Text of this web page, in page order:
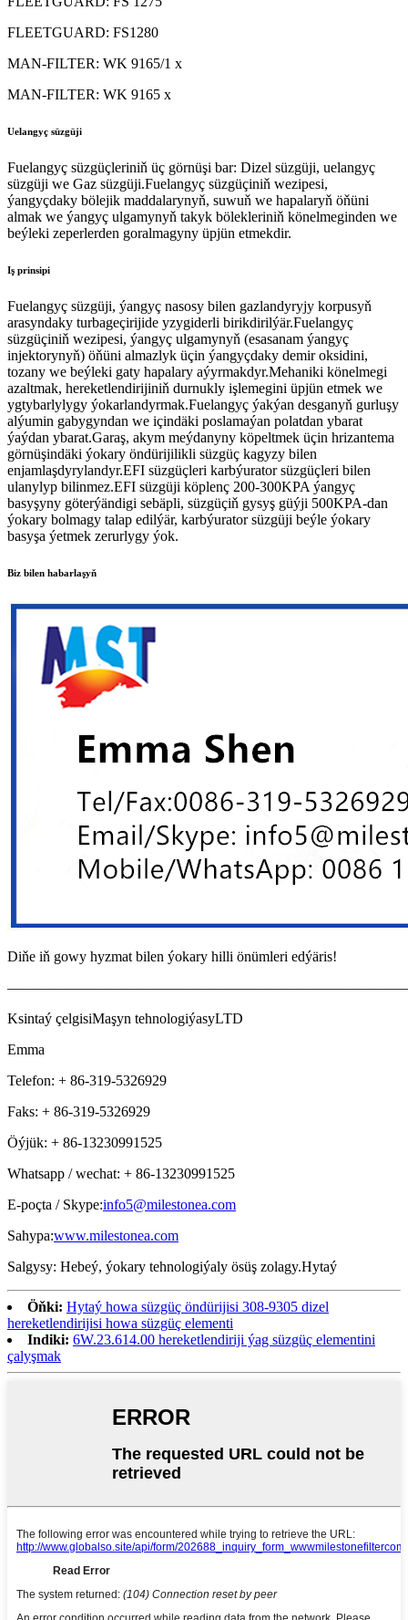
FLEETGUARD: FS1280
MAN-FILTER: WK 9165/1 x
MAN-FILTER: WK 9165 x
Uelangyç süzgüji
Fuelangyç süzgüçleriniň üç görnüşi bar: Dizel süzgüji, uelangyç
süzgüji we Gaz süzgüji.Fuelangyç süzgüçiniň wezipesi,
ýangyçdaky bölejik maddalarynyň, suwuň we hapalaryň öňüni
almak we ýangyç ulgamynyň takyk bölekleriniň könelmeginden we
beýleki zeperlerden goralmagyny üpjün etmekdir.
Iş prinsipi
Fuelangyç süzgüji, ýangyç nasosy bilen gazlandyryjy korpusyň
arasyndaky turbageçirijide yzygiderli birikdirilýär.Fuelangyç
süzgüçiniň wezipesi, ýangyç ulgamynyň (esasanam ýangyç
injektorynyň) öňüni almazlyk üçin ýangyçdaky demir oksidini,
tozany we beýleki gaty hapalary aýyrmakdyr.Mehaniki könelmegi
azaltmak, hereketlendirijiniň durnukly işlemegini üpjün etmek we
ygtybarlylygy ýokarlandyrmak.Fuelangyç ýakýan desganyň gurluşy
alýumin gabygyndan we içindäki poslamaýan polatdan ybarat
ýaýdan ybarat.Garaş, akym meýdanyny köpeltmek üçin hrizantema
görnüşindäki ýokary öndürijilikli süzgüç kagyzy bilen
enjamlaşdyrylandyr.EFI süzgüçleri karbýurator süzgüçleri bilen
ulanylyp bilinmez.EFI süzgüji köplenç 200-300KPA ýangyç
basyşyny göterýändigi sebäpli, süzgüçiň gysyş güýji 500KPA-dan
ýokary bolmagy talap edilýär, karbýurator süzgüji beýle ýokary
basyşa ýetmek zerurlygy ýok.
Biz bilen habarlaşyň
Diňe iň gowy hyzmat bilen ýokary hilli önümleri edýäris!
Ksintaý çelgisiMaşyn tehnologiýasyLTD
Emma
Telefon: + 86-319-5326929
Faks: + 86-319-5326929
Öýjük: + 86-13230991525
Whatsapp / wechat: + 86-13230991525
E-poçta / Skype:info5@milestonea.com
Sahypa:www.milestonea.com
Salgysy: Hebeý, ýokary tehnologiýaly ösüş zolagy.Hytaý
Öňki: Hytaý howa süzgüç öndürijisi 308-9305 dizel
hereketlendirijisi howa süzgüç elementi
Indiki: 6W.23.614.00 hereketlendiriji ýag süzgüç elementini
çalyşmak